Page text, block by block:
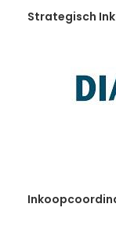
Strategisch